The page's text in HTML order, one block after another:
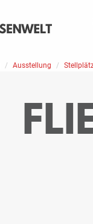
Ausstellung